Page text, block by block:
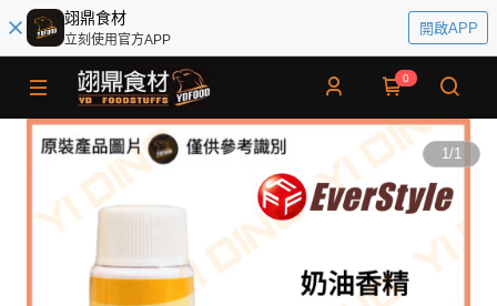
翊鼎食材
立刻使用官方APP
開啟APP
0
1/1